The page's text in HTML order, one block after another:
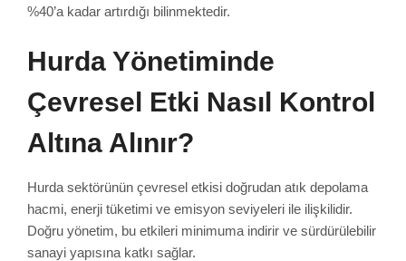
%40’a kadar artırdığı bilinmektedir.
Hurda Yönetiminde
Çevresel Etki Nasıl Kontrol
Altına Alınır?
Hurda sektörünün çevresel etkisi doğrudan atık depolama
hacmi, enerji tüketimi ve emisyon seviyeleri ile ilişkilidir.
Doğru yönetim, bu etkileri minimuma indirir ve sürdürülebilir
sanayi yapısına katkı sağlar.